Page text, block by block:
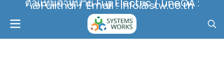
ตัวแทนจำหน่าย Fuji Electric / LineOA :
@Fujithai / Email : info@stw.co.th